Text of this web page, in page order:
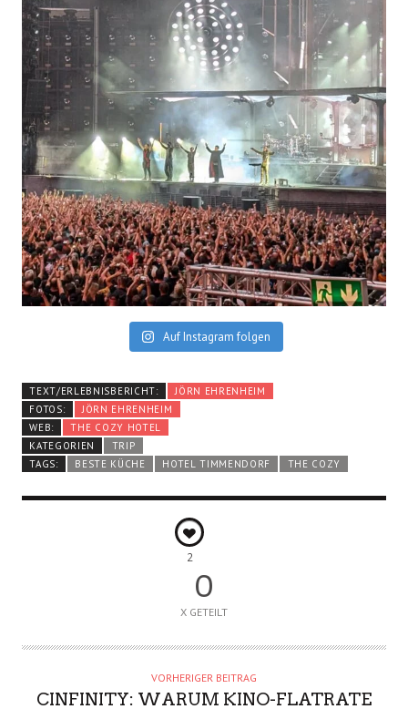
Auf Instagram folgen
TEXT/ERLEBNISBERICHT:
JÖRN EHRENHEIM
FOTOS:
JÖRN EHRENHEIM
WEB:
THE COZY HOTEL
KATEGORIEN
TRIP
TAGS:
BESTE KÜCHE HOTEL TIMMENDORF THE COZY
2
0
X GETEILT
VORHERIGER BEITRAG
CINFINITY: WARUM KINO-FLATRATE